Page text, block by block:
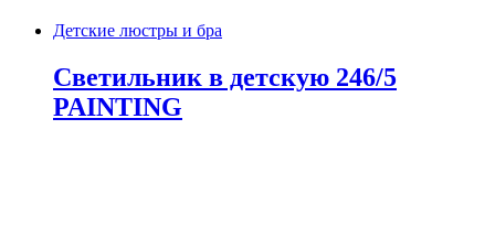
Детские люстры и бра
Светильник в детскую 246/5
PAINTING